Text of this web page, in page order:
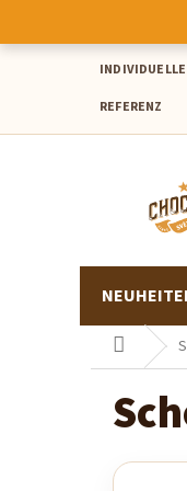
springen
REFERENZ